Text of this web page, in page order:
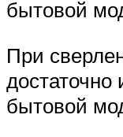
бытовой
При
достаточно
бытовой